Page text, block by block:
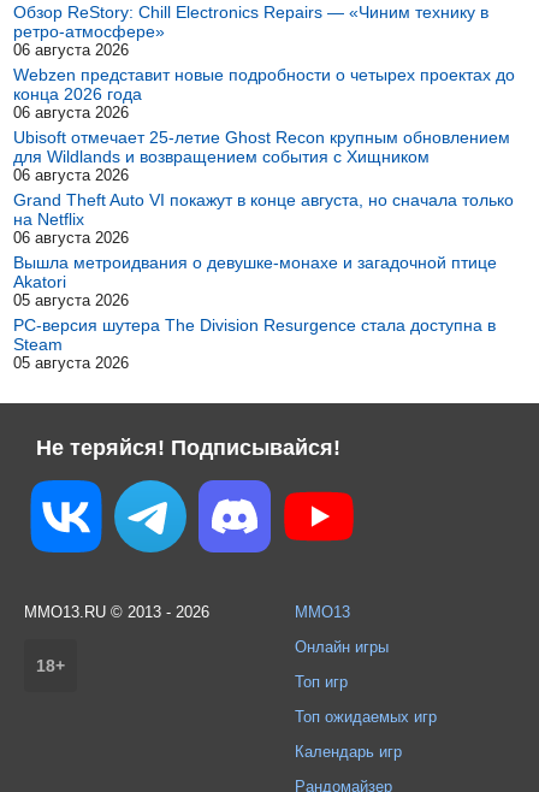
Обзор ReStory: Chill Electronics Repairs — «Чиним технику в
ретро-атмосфере»
06 августа 2026
Webzen представит новые подробности о четырех проектах до
конца 2026 года
06 августа 2026
Ubisoft отмечает 25-летие Ghost Recon крупным обновлением
для Wildlands и возвращением события с Хищником
06 августа 2026
Grand Theft Auto VI покажут в конце августа, но сначала только
на Netflix
06 августа 2026
Вышла метроидвания о девушке-монахе и загадочной птице
Akatori
05 августа 2026
PC-версия шутера The Division Resurgence стала доступна в
Steam
05 августа 2026
Не теряйся! Подписывайся!
MMO13.RU © 2013 - 2026
18+
MMO13
Онлайн игры
Топ игр
Топ ожидаемых игр
Календарь игр
Рандомайзер